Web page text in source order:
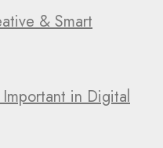
& Smart
in Digital